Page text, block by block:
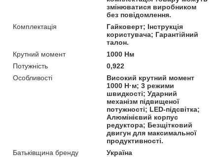
змінюватися виробником
без повідомлення.
Комплектація
Гайковерт; Інструкція
користувача; Гарантійний
талон.
Крутний момент
1000 Нм
Потужність
0,922
Особливості
Високий крутний момент
1000 Н·м; 3 режими
швидкості; Ударний
механізм підвищеної
потужності; LED-підсвітка;
Алюмінієвий корпус
редуктора; Безщітковий
двигун для максимальної
продуктивності.
Батьківщина бренду
Україна